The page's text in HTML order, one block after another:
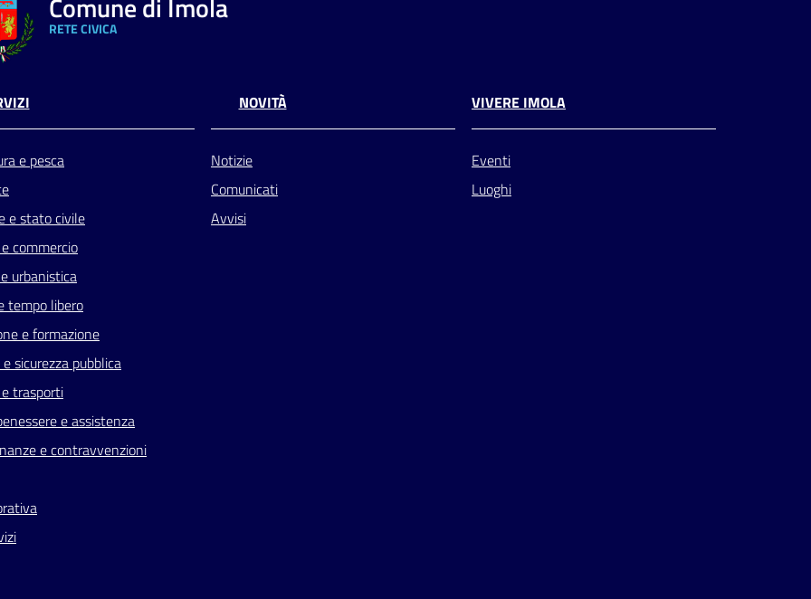
RETE CIVICA
e pesca
e stato civile
commercio
urbanistica
tempo libero
e formazione
sicurezza pubblica
trasporti
e assistenza
e contravvenzioni
NOVITÀ
Notizie
Comunicati
Avvisi
VIVERE IMOLA
Eventi
Luoghi